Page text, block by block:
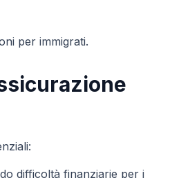
per immigrati.
difficoltà finanziarie per i